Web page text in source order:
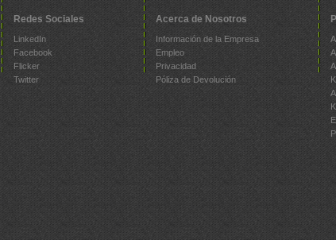
Redes Sociales
LinkedIn
Facebook
Flicker
Twitter
Acerca de Nosotros
Información de la Empresa
Empleo
Privacidad
Póliza de Devolución